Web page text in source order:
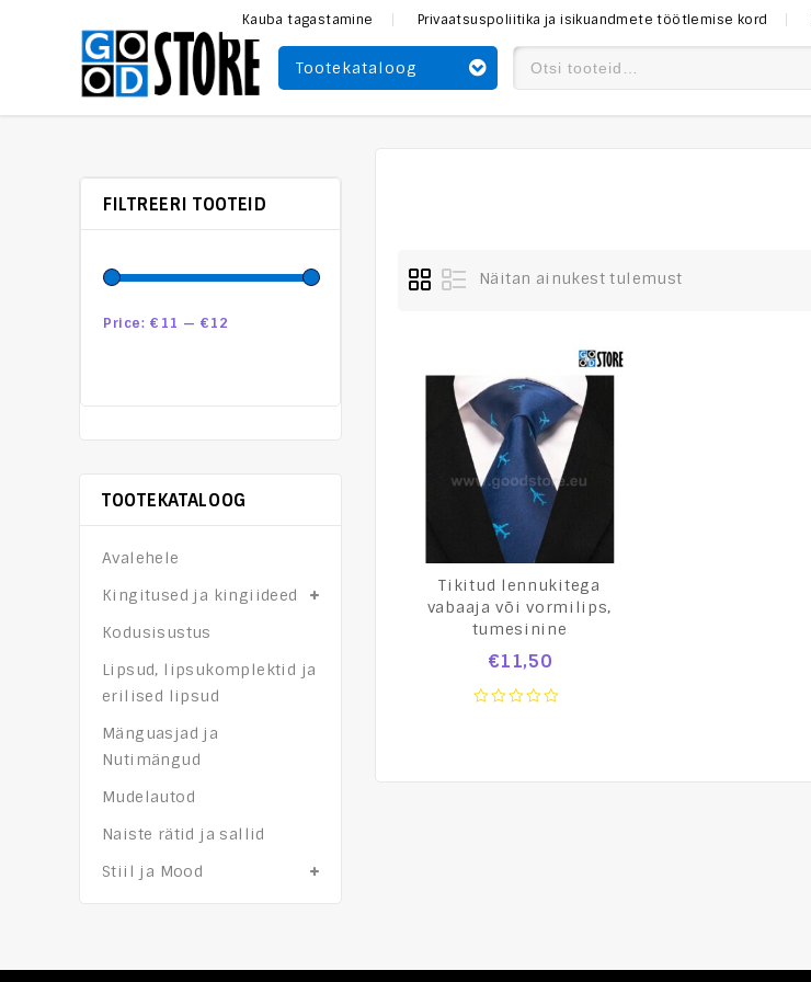
Kauba tagastamine Privaatsuspoliitika ja isikuandmete töötlemise kord
Tootekataloog
Näitan ainukest tulemust
Tikitud lennukitega
vabaaja või vormilips,
tumesinine
€11,50
FILTREERI TOOTEID
Price: €11 — €12
TOOTEKATALOOG
Avalehele
Kingitused ja kingiideed
Kodusisustus
Lipsud, lipsukomplektid ja
erilised lipsud
Mänguasjad ja
Nutimängud
Mudelautod
Naiste rätid ja sallid
Stiil ja Mood